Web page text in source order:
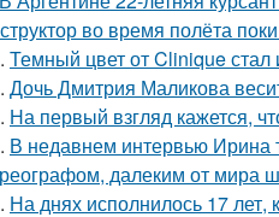
во время полёта
Темный цвет от Clinique стал
Дочь Дмитрия Маликова
На первый взгляд кажется,
В недавнем интервью Ирина
далеким от мира
На днях исполнилось 17